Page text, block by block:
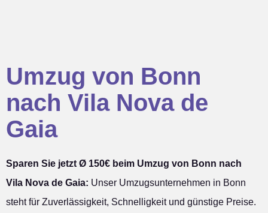
Umzug von Bonn
nach Vila Nova de
Gaia
Sparen Sie jetzt Ø 150€ beim Umzug von Bonn nach
Vila Nova de Gaia: Unser Umzugsunternehmen in Bonn
steht für Zuverlässigkeit, Schnelligkeit und günstige Preise.